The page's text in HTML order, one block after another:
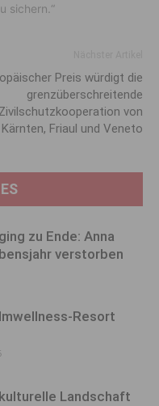
sichern. “
Preis würdigt die
grenzüberschreitende
Zivilschutzkooperation von
Kärnten, Friaul und Veneto
zu Ende: Anna
verstorben
Resort
Landschaft